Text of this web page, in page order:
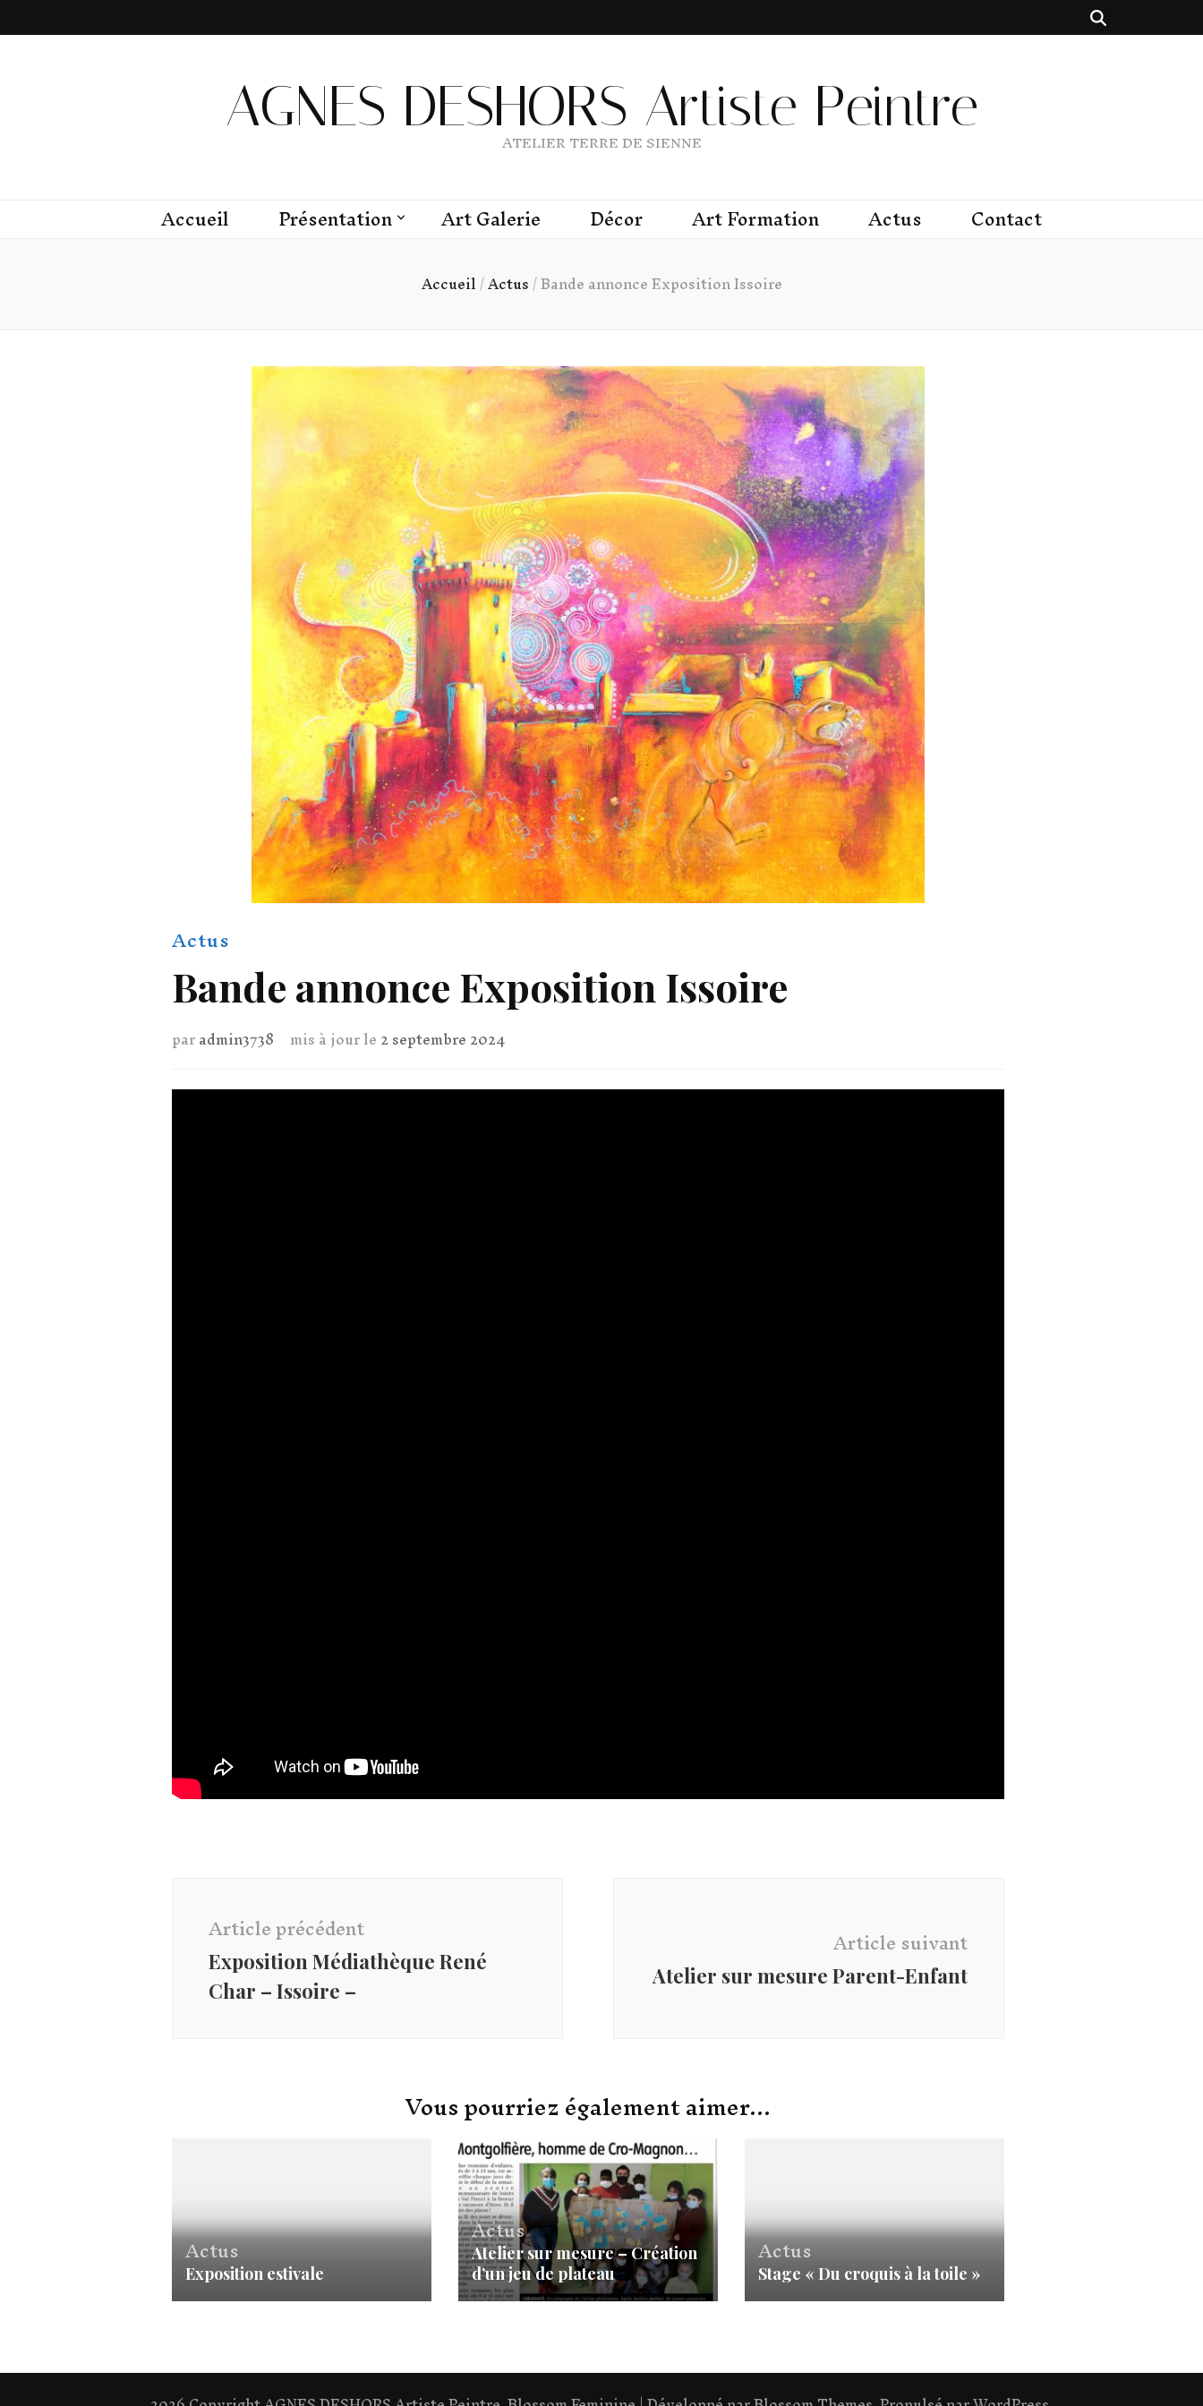
AGNES DESHORS Artiste Peintre
ATELIER TERRE DE SIENNE
Accueil Présentation Art Galerie Décor Art Formation Actus Contact
Accueil/Actus/Bande annonce Exposition Issoire
Actus
Bande annonce Exposition Issoire
paradmin3738 mis à jour le2 septembre 2024
d'article
Article précédent
Exposition Médiathèque René
Char – Issoire –
Article suivant
Atelier sur mesure Parent-Enfant
Vous pourriez également aimer...
Actus
Exposition estivale
Actus
Atelier sur mesure – Création
d’un jeu de plateau
Actus
Stage « Du croquis à la toile »